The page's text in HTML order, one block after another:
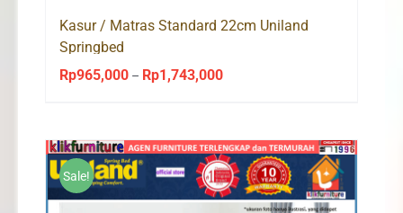
Kasur / Matras Standard 22cm Uniland
Springbed
Rp965,000 – Rp1,743,000Price
through
Rp1,743,000
Sale!